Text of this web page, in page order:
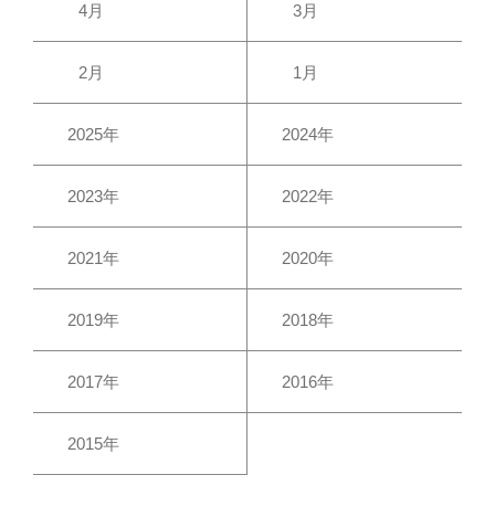
4月 3月
2月 1月
2025年 2024年
2023年 2022年
2021年 2020年
2019年 2018年
2017年 2016年
2015年